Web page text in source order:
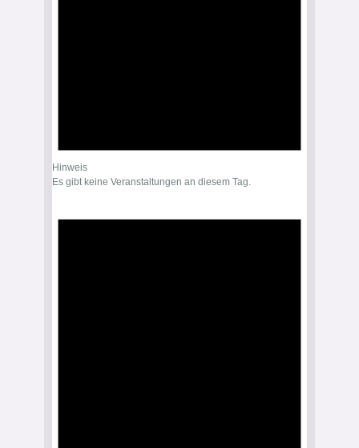
Hinweis
Es gibt keine Veranstaltungen an diesem Tag.